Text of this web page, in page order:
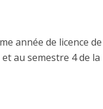
année de licence
au semestre 4 de la